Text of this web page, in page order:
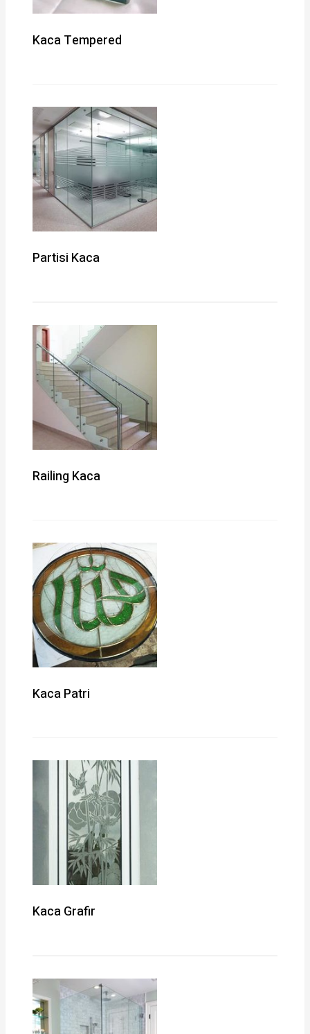
Kaca Tempered
Partisi Kaca
Railing Kaca
Kaca Patri
Kaca Grafir